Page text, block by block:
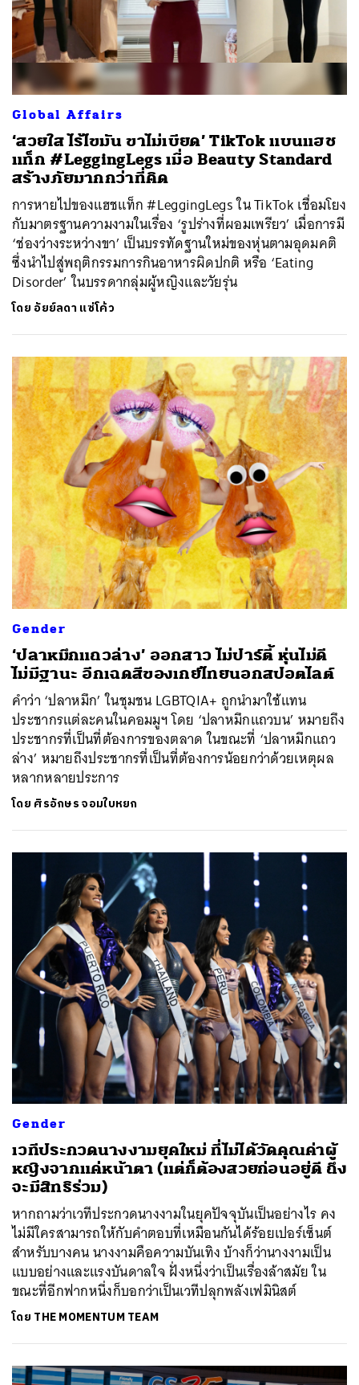
Global Affairs
‘สวยใส ไร้ไขมัน ขาไม่เบียด’ TikTok แบนแฮช
แท็ก #LeggingLegs เมื่อ Beauty Standard
สร้างภัยมากกว่าที่คิด
การหายไปของแฮชแท็ก #LeggingLegs ใน TikTok เชื่อมโยง
กับมาตรฐานความงามในเรื่อง ‘รูปร่างที่ผอมเพรียว’ เมื่อการมี
‘ช่องว่างระหว่างขา’ เป็นบรรทัดฐานใหม่ของหุ่นตามอุดมคติ
ซึ่งนำไปสู่พฤติกรรมการกินอาหารผิดปกติ หรือ ‘Eating
Disorder’ ในบรรดากลุ่มผู้หญิงและวัยรุ่น
โดย อัยย์ลดา แซ่โค้ว
Gender
‘ปลาหมึกแถวล่าง’ ออกสาว ไม่ปาร์ตี้ หุ่นไม่ดี
ไม่มีฐานะ อีกเฉดสีของเกย์ไทยนอกสปอตไลต์
คำว่า ‘ปลาหมึก’ ในชุมชน LGBTQIA+ ถูกนำมาใช้แทน
ประชากรแต่ละคนในคอมมูฯ โดย ‘ปลาหมึกแถวบน’ หมายถึง
ประชากรที่เป็นที่ต้องการของตลาด ในขณะที่ ‘ปลาหมึกแถว
ล่าง’ หมายถึงประชากรที่เป็นที่ต้องการน้อยกว่าด้วยเหตุผล
หลากหลายประการ
โดย ศิรอักษร จอมใบหยก
Gender
เวทีประกวดนางงามยุคใหม่ ที่ไม่ได้วัดคุณค่าผู้
หญิงจากแค่หน้าตา (แต่ก็ต้องสวยก่อนอยู่ดี ถึง
จะมีสิทธิร่วม)
หากถามว่าเวทีประกวดนางงามในยุคปัจจุบันเป็นอย่างไร คง
ไม่มีใครสามารถให้กับคำตอบที่เหมือนกันได้ร้อยเปอร์เซ็นต์
สำหรับบางคน นางงามคือความบันเทิง บ้างก็ว่านางงามเป็น
แบบอย่างและแรงบันดาลใจ ฝั่งหนึ่งว่าเป็นเรื่องล้าสมัย ใน
ขณะที่อีกฟากหนึ่งก็บอกว่าเป็นเวทีปลุกพลังเฟมินิสต์
โดย THE MOMENTUM TEAM
SHARE TWEET LINE EMAIL